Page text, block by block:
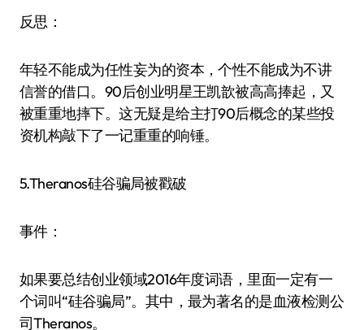
反思：
年轻不能成为任性妄为的资本，个性不能成为不讲
信誉的借口。90后创业明星王凯歆被高高捧起，又
被重重地摔下。这无疑是给主打90后概念的某些投
资机构敲下了一记重重的响锤。
5.Theranos硅谷骗局被戳破
事件：
如果要总结创业领域2016年度词语，里面一定有一
个词叫“硅谷骗局”。其中，最为著名的是血液检测公
司Theranos。